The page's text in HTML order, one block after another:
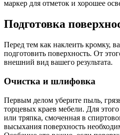
маркер для отметок и хорошее
Подготовка
Перед тем как наклеить кромку,
подготовить поверхность. От
внешний вид вашего результата.
Очистка и шлифовка
Первым делом уберите пыль,
торцевых краев мебели. Для
или тряпка, смоченная в
высыхания поверхность